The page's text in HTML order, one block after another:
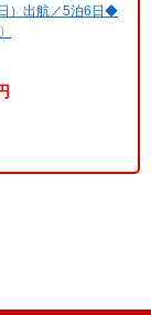
）出航／5泊6日◆